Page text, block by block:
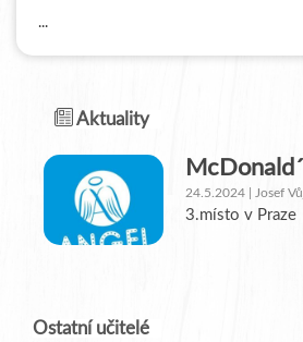
...
Aktuality
24.5.2024 | Josef
3.místo v Praze
Ostatní učitelé